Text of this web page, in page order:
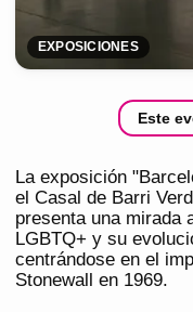
EXPOSICIONES
Este
La exposición
el Casal de Barri
presenta una mirada
LGBTQ+ y su
centrándose en el
Stonewall en 1969.